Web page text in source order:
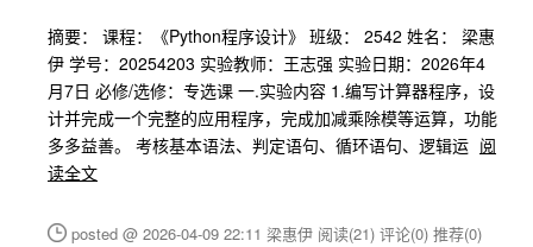
摘要： 课程：《Python程序设计》 班级： 2542 姓名： 梁惠
伊 学号：20254203 实验教师：王志强 实验日期：2026年4
月7日 必修/选修：专选课 一.实验内容 1.编写计算器程序，设
计并完成一个完整的应用程序，完成加减乘除模等运算，功能
多多益善。 考核基本语法、判定语句、循环语句、逻辑运 阅
读全文
posted @ 2026-04-09 22:11 梁惠伊 阅读(21) 评论(0) 推荐(0)